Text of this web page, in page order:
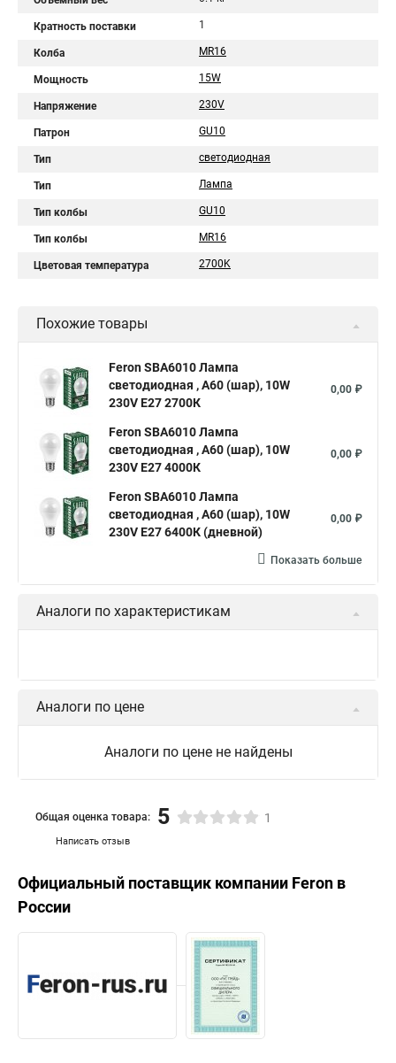
Кратность поставки 1
Колба MR16
Мощность 15W
Напряжение 230V
Патрон GU10
Тип светодиодная
Тип Лампа
Тип колбы GU10
Тип колбы MR16
Цветовая температура 2700K
Похожие товары
Feron SBA6010 Лампа
светодиодная , A60 (шар), 10W
230V E27 2700К
0,00 ₽
Feron SBA6010 Лампа
светодиодная , A60 (шар), 10W
230V E27 4000К
0,00 ₽
Feron SBA6010 Лампа
светодиодная , A60 (шар), 10W
230V E27 6400К (дневной)
0,00 ₽
Показать больше
Аналоги по характеристикам
Аналоги по цене
Аналоги по цене не найдены
Написать отзыв
Общая оценка товара: 5 1
Официальный поставщик компании Feron в
России